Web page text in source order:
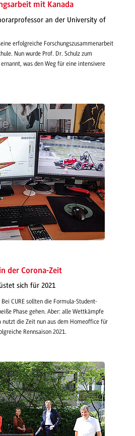
mit Kanada
an der University of
erfolgreiche Forschungszusammenarbeit
Nun wurde Prof. Dr. Schulz zum
was den Weg für eine intensivere
der Corona-Zeit
sich für 2021
CURE sollten die Formula-Student-
Phase gehen. Aber: alle Wettkämpfe
nutzt die Zeit nun aus dem Homeoffice für
Rennsaison 2021.